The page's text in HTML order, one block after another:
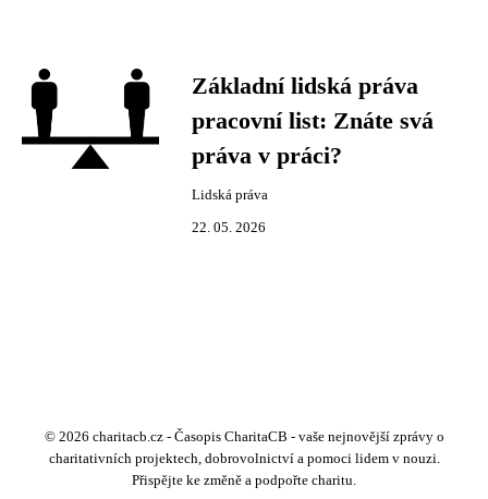
Základní lidská práva
pracovní list: Znáte svá
práva v práci?
Lidská práva
22. 05. 2026
© 2026 charitacb.cz - Časopis CharitaCB - vaše nejnovější zprávy o
charitativních projektech, dobrovolnictví a pomoci lidem v nouzi.
Přispějte ke změně a podpořte charitu.